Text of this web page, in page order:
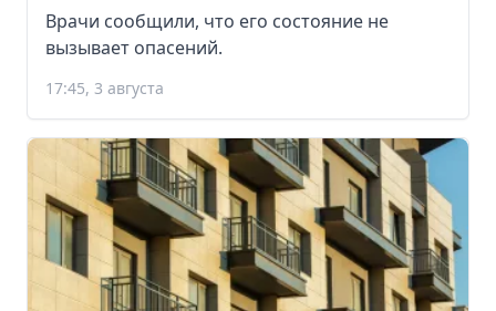
Врачи сообщили, что его состояние не
вызывает опасений.
17:45, 3 августа